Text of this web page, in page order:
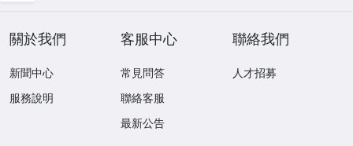
關於我們
新聞中心
服務說明
客服中心
常見問答
聯絡客服
最新公告
聯絡我們
人才招募